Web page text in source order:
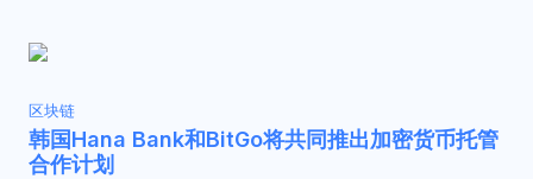
区块链
韩国Hana Bank和BitGo将共同推出加密货币托管
合作计划